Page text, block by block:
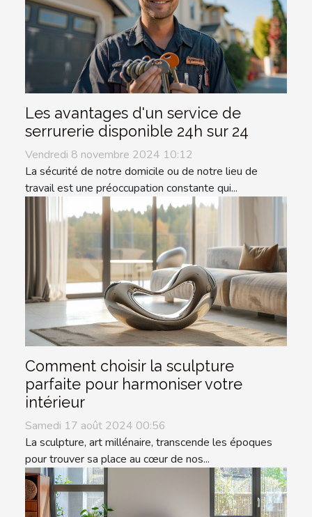
Les avantages d'un service de
serrurerie disponible 24h sur 24
Vendredi 8 novembre 2024 10:12
La sécurité de notre domicile ou de notre lieu de
travail est une préoccupation constante qui...
Comment choisir la sculpture
parfaite pour harmoniser votre
intérieur
Samedi 17 août 2024 00:56
La sculpture, art millénaire, transcende les époques
pour trouver sa place au cœur de nos...